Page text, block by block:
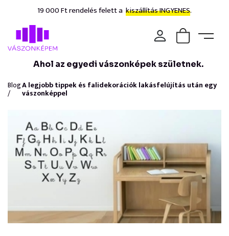
19 000 Ft rendelés felett a kiszállítás INGYENES.
Ahol az egyedi vászonképek születnek.
Blog
/
A legjobb tippek és falidekorációk lakásfelújítás után egy
vászonképpel